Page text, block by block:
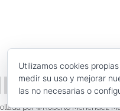
linkedin instagram
por ©Roberto Menéndez
Utilizamos cookies
medir su uso y mejorar
las no necesarias o